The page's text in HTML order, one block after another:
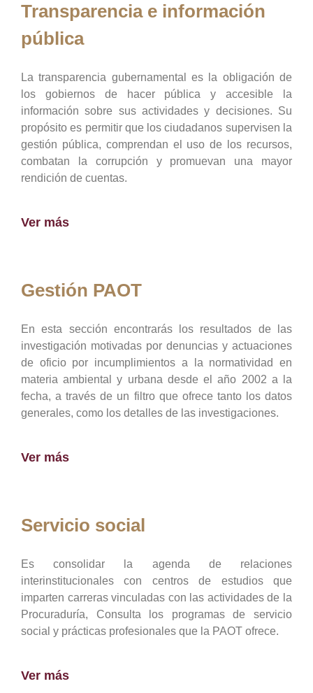
Transparencia e información
pública
La transparencia gubernamental es la obligación de
los gobiernos de hacer pública y accesible la
información sobre sus actividades y decisiones. Su
propósito es permitir que los ciudadanos supervisen la
gestión pública, comprendan el uso de los recursos,
combatan la corrupción y promuevan una mayor
rendición de cuentas.
Ver más
Gestión PAOT
En esta sección encontrarás los resultados de las
investigación motivadas por denuncias y actuaciones
de oficio por incumplimientos a la normatividad en
materia ambiental y urbana desde el año 2002 a la
fecha, a través de un filtro que ofrece tanto los datos
generales, como los detalles de las investigaciones.
Ver más
Servicio social
Es consolidar la agenda de relaciones
interinstitucionales con centros de estudios que
imparten carreras vinculadas con las actividades de la
Procuraduría, Consulta los programas de servicio
social y prácticas profesionales que la PAOT ofrece.
Ver más